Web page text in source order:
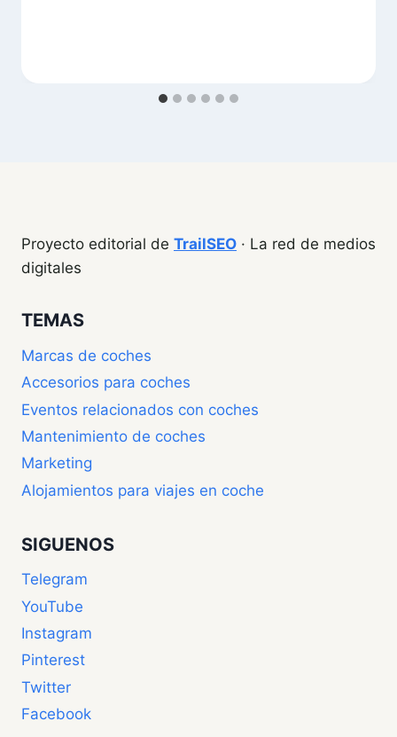
Proyecto editorial de TrailSEO · La red de medios
digitales
TEMAS
Marcas de coches
Accesorios para coches
Eventos relacionados con coches
Mantenimiento de coches
Marketing
Alojamientos para viajes en coche
SIGUENOS
Telegram
YouTube
Instagram
Pinterest
Twitter
Facebook